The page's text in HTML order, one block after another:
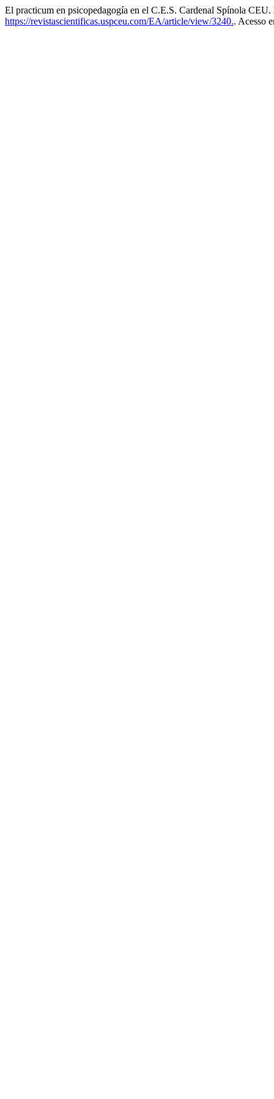
El practicum en psicopedagogía en el C.E.S. Cardenal Spínola CEU.
https://revistascientificas.uspceu.com/EA/article/view/3240.. Acesso